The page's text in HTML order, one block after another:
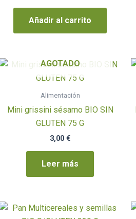
Añadir al carrito
AGOTADO
Alimentación
Mini grissini sésamo BIO SIN
GLUTEN 75 G
3,00 €
Leer más